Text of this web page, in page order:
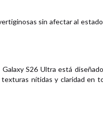
sin afectar al
S26 Ultra está
nítidas y claridad en